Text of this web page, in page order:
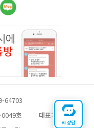
64703
호
대표:채찬
AI 상담